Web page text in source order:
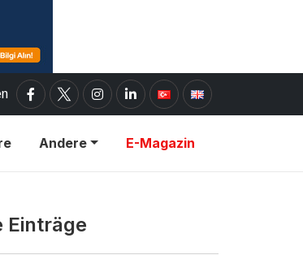
Andere E-Magazin
Einträge